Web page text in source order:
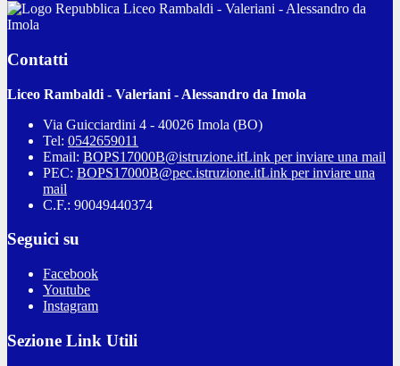
Liceo Rambaldi - Valeriani - Alessandro da
Imola
Contatti
Liceo Rambaldi - Valeriani - Alessandro da Imola
Via Guicciardini 4 - 40026 Imola (BO)
Tel: 0542659011
Email: BOPS17000B@istruzione.itLink per inviare una mail
PEC: BOPS17000B@pec.istruzione.itLink per inviare una
mail
C.F.: 90049440374
Seguici su
Facebook
Youtube
Instagram
Sezione Link Utili